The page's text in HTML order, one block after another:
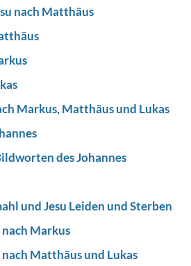
nach Matthäus
Markus, Matthäus und Lukas
des Johannes
und Jesu Leiden und Sterben
Markus
Matthäus und Lukas